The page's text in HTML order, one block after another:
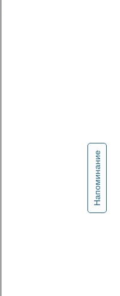
Напоминание